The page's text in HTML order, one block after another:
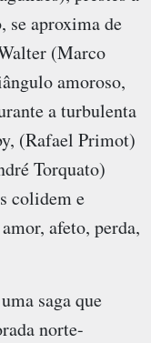
se aproxima de
(Marco
amoroso,
a turbulenta
(Rafael Primot)
Torquato)
colidem e
afeto, perda,
saga que
norte-